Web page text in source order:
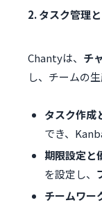
2. タスク管理
Chantyは、 チ
し、チームの
タスク作成
でき、
期限設定と
を設定し、
チームワー